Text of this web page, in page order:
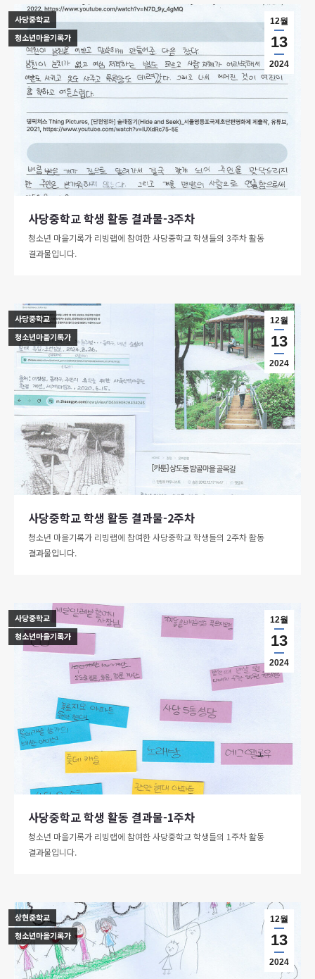
12월
13
2024
사당중학교
청소년마을기록가
사당중학교 학생 활동 결과물-3주차
청소년 마을기록가 리빙랩에 참여한 사당중학교 학생들의 3주차 활동
결과물입니다.
12월
13
2024
사당중학교
청소년마을기록가
사당중학교 학생 활동 결과물-2주차
청소년 마을기록가 리빙랩에 참여한 사당중학교 학생들의 2주차 활동
결과물입니다.
12월
13
2024
사당중학교
청소년마을기록가
사당중학교 학생 활동 결과물-1주차
청소년 마을기록가 리빙랩에 참여한 사당중학교 학생들의 1주차 활동
결과물입니다.
12월
13
2024
상현중학교
청소년마을기록가